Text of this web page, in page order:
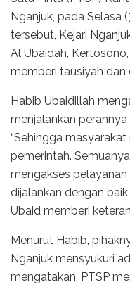
Nganjuk, pada Selasa
tersebut, Kejari
Al Ubaidah,
memberi tausiyah dan
Habib Ubaidillah
menjalankan
“Sehingga
pemerintah.
mengakses
dijalankan dengan
Ubaid memberi
Menurut Habib,
Nganjuk mensyukuri
mengatakan, PTSP